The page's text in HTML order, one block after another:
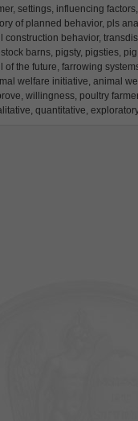
settings, influencing
of planned behavior, pls
construction behavior,
barns, pigsty, pigsties,
of the future, farrowing
welfare initiative, animal
willingness, poultry
quantitative,